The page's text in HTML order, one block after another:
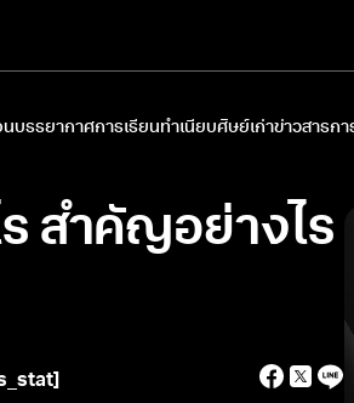
นบรรยากาศการเรียนทำเนียบศิษย์เก่าข่าวสารก
สำคัญอย่างไร